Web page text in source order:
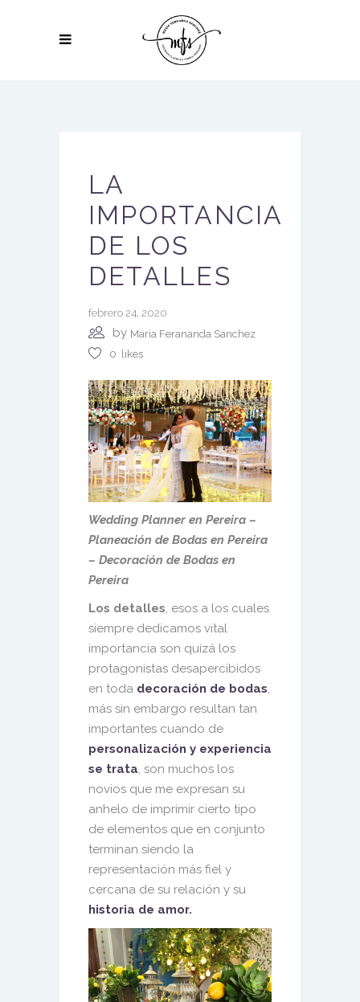
LA
IMPORTANCIA
DE LOS
DETALLES
febrero 24, 2020
by Maria Ferananda Sanchez
0 likes
Wedding Planner en Pereira –
Planeación de Bodas en Pereira
– Decoración de Bodas en
Pereira
Los detalles, esos a los cuales
siempre dedicamos vital
importancia son quizá los
protagonistas desapercibidos
en toda decoración de bodas,
más sin embargo resultan tan
importantes cuando de
personalización y experiencia
se trata, son muchos los
novios que me expresan su
anhelo de imprimir cierto tipo
de elementos que en conjunto
terminan siendo la
representación más fiel y
cercana de su relación y su
historia de amor.